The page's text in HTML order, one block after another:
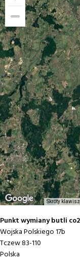
Skróty
Punkt wymiany butli co2
Wojska Polskiego 17b
Tczew83-110
Polska